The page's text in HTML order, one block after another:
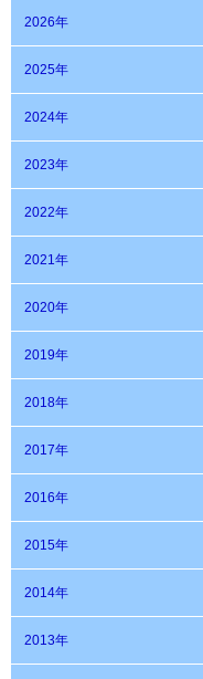
2026年
2025年
2024年
2023年
2022年
2021年
2020年
2019年
2018年
2017年
2016年
2015年
2014年
2013年